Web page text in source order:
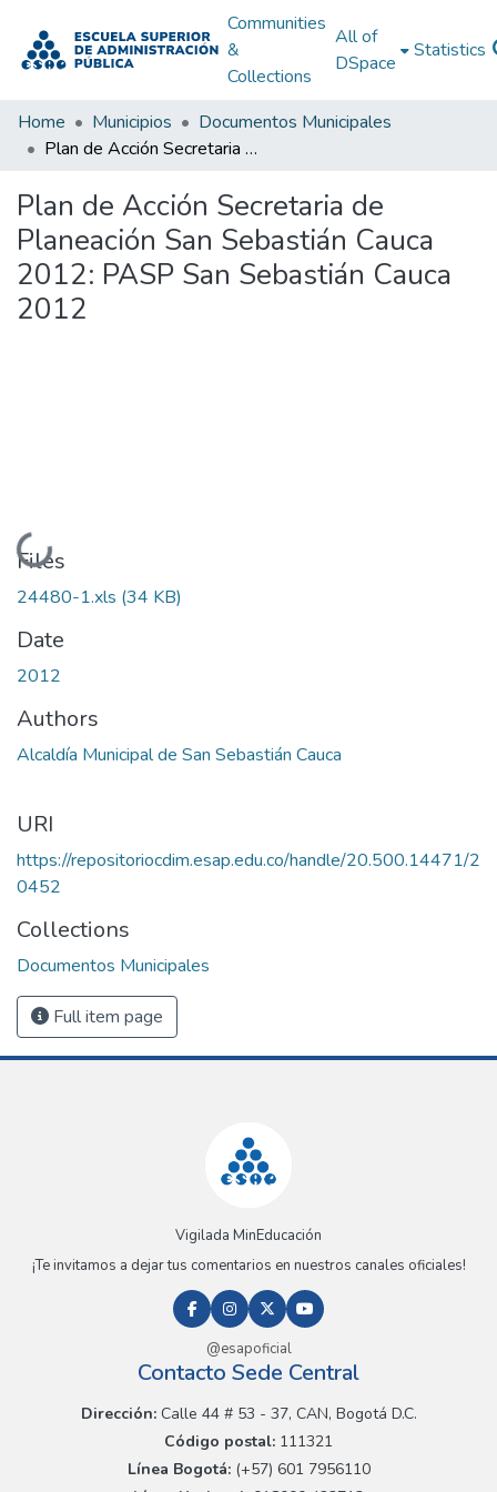
Communities
&
Collections
All of
DSpace
Statistics
Home Municipios
Documentos Municipales
Plan de Acción Secretaria de Planeación San Sebastián Cauca 2012: PASP San Sebastián Cauca 2012
Plan de Acción Secretaria de
Planeación San Sebastián Cauca
2012: PASP San Sebastián Cauca
2012
Loading...
Files
24480-1.xls (34 KB)
Date
2012
Authors
Alcaldía Municipal de San Sebastián Cauca
URI
https://repositoriocdim.esap.edu.co/handle/20.500.14471/2
0452
Collections
Documentos Municipales
Full item page
Vigilada MinEducación
¡Te invitamos a dejar tus comentarios en nuestros canales oficiales!
@esapoficial
Contacto Sede Central
Dirección:Calle 44 # 53 - 37, CAN, Bogotá D.C.
Código postal: 111321
Línea Bogotá:(+57) 601 7956110